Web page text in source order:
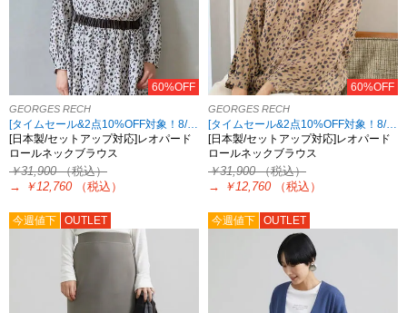
60%OFF
GEORGES RECH
[タイムセール&2点10%OFF対象！8/17 8:59まで アウトレット限定]
[日本製/セットアップ対応]レオパード
ロールネックブラウス
￥31,900（税込）
→
￥12,760 （税込）
60%OFF
GEORGES RECH
[タイムセール&2点10%OFF対象！8/17 8:59まで アウトレット限定]
[日本製/セットアップ対応]レオパード
ロールネックブラウス
￥31,900（税込）
→
￥12,760 （税込）
今週値下 OUTLET 今週値下 OUTLET